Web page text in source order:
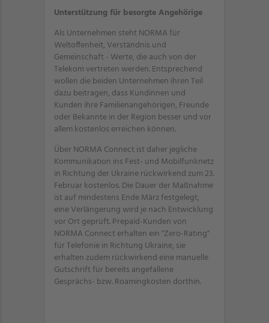
Unterstützung für besorgte Angehörige
Als Unternehmen steht NORMA für
Weltoffenheit, Verständnis und
Gemeinschaft - Werte, die auch von der
Telekom vertreten werden. Entsprechend
wollen die beiden Unternehmen ihren Teil
dazu beitragen, dass Kundinnen und
Kunden ihre Familienangehörigen, Freunde
oder Bekannte in der Region besser und vor
allem kostenlos erreichen können.
Über NORMA Connect ist daher jegliche
Kommunikation ins Fest- und Mobilfunknetz
in Richtung der Ukraine rückwirkend zum 23.
Februar kostenlos. Die Dauer der Maßnahme
ist auf mindestens Ende März festgelegt,
eine Verlängerung wird je nach Entwicklung
vor Ort geprüft. Prepaid-Kunden von
NORMA Connect erhalten ein "Zero-Rating"
für Telefonie in Richtung Ukraine, sie
erhalten zudem rückwirkend eine manuelle
Gutschrift für bereits angefallene
Gesprächs- bzw. Roamingkosten dorthin.